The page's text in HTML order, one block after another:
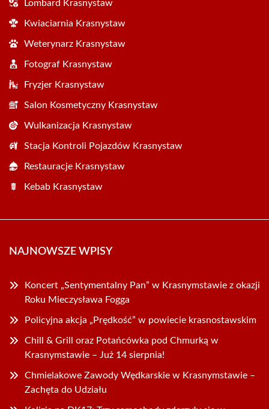
Lombard Krasnystaw
Kwiaciarnia Krasnystaw
Weterynarz Krasnystaw
Fotograf Krasnystaw
Fryzjer Krasnystaw
Salon Kosmetyczny Krasnystaw
Wulkanizacja Krasnystaw
Stacja Kontroli Pojazdów Krasnystaw
Restauracje Krasnystaw
Kebab Krasnystaw
NAJNOWSZE WPISY
Koncert „Sentymentalny Pan” w Krasnymstawie z okazji
Roku Mieczysława Fogga
Policyjna akcja „Prędkość” w powiecie krasnostawskim
Chill & Grill oraz Potańcówka pod Chmurką w
Krasnymstawie – Już 14 sierpnia!
Chmielakowe Zawody Wędkarskie w Krasnymstawie –
Zachęta do Udziału